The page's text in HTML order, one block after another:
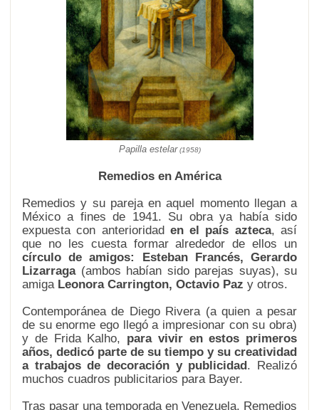
Papilla estelar(1958)
Remedios en América
Remedios y su pareja en aquel momento llegan a
México a fines de 1941. Su obra ya había sido
expuesta con anterioridad en el país azteca, así
que no les cuesta formar alrededor de ellos un
círculo de amigos: Esteban Francés, Gerardo
Lizarraga(ambos habían sido parejas suyas), su
amiga Leonora Carrington, Octavio Paz y otros.
Contemporánea de Diego Rivera (a quien a pesar
de su enorme ego llegó a impresionar con su obra)
y de Frida Kalho, para vivir en estos primeros
años, dedicó parte de su tiempo y su creatividad
a trabajos de decoración y publicidad. Realizó
muchos cuadros publicitarios para Bayer.
Tras pasar una temporada en Venezuela, Remedios